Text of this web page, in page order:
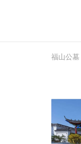
福山公墓